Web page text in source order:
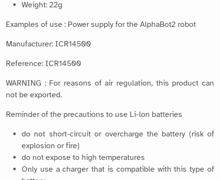
Weight: 22g
Examples of use : Power supply for the AlphaBot2 robot
Manufacturer: ICR14500
Reference: ICR14500
WARNING : For reasons of air regulation, this product can
not be exported.
Reminder of the precautions to use Li-lon batteries
do not short-circuit or overcharge the battery (risk of
explosion or fire)
do not expose to high temperatures
Only use a charger that is compatible with this type of